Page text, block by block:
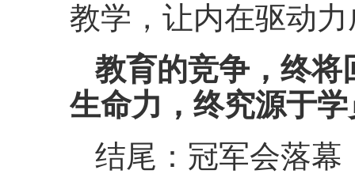
教学，让内在驱动
教育的竞争，终将
生命力，终究源于
结尾：冠军会落幕